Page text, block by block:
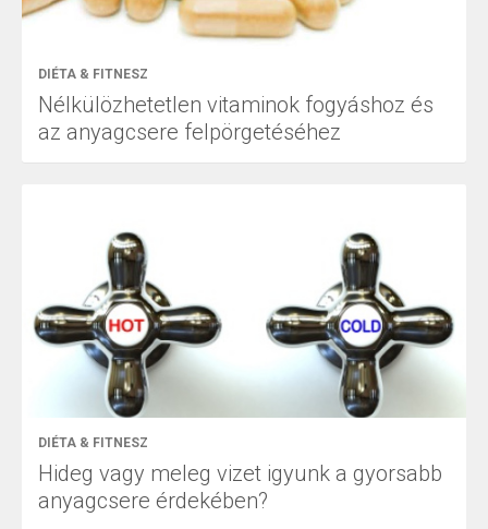
DIÉTA & FITNESZ
Nélkülözhetetlen vitaminok fogyáshoz és
az anyagcsere felpörgetéséhez
DIÉTA & FITNESZ
Hideg vagy meleg vizet igyunk a gyorsabb
anyagcsere érdekében?